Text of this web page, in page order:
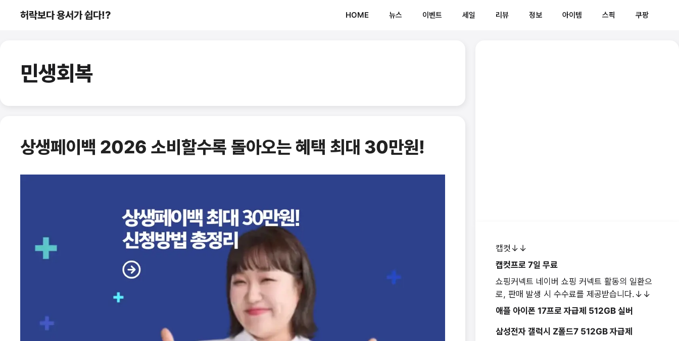
허락보다 용서가 쉽다!? HOME 뉴스 이벤트 세일 리뷰 정보 아이템 스픽 쿠팡
민생회복
상생페이백 2026 소비할수록 돌아오는 혜택 최대 30만원!
캡컷↓↓
캡컷프로 7일 무료
쇼핑커넥트 네이버 쇼핑 커넥트 활동의 일환으
로, 판매 발생 시 수수료를 제공받습니다.↓↓
애플 아이폰 17프로 자급제 512GB 실버
삼성전자 갤럭시 Z폴드7 512GB 자급제